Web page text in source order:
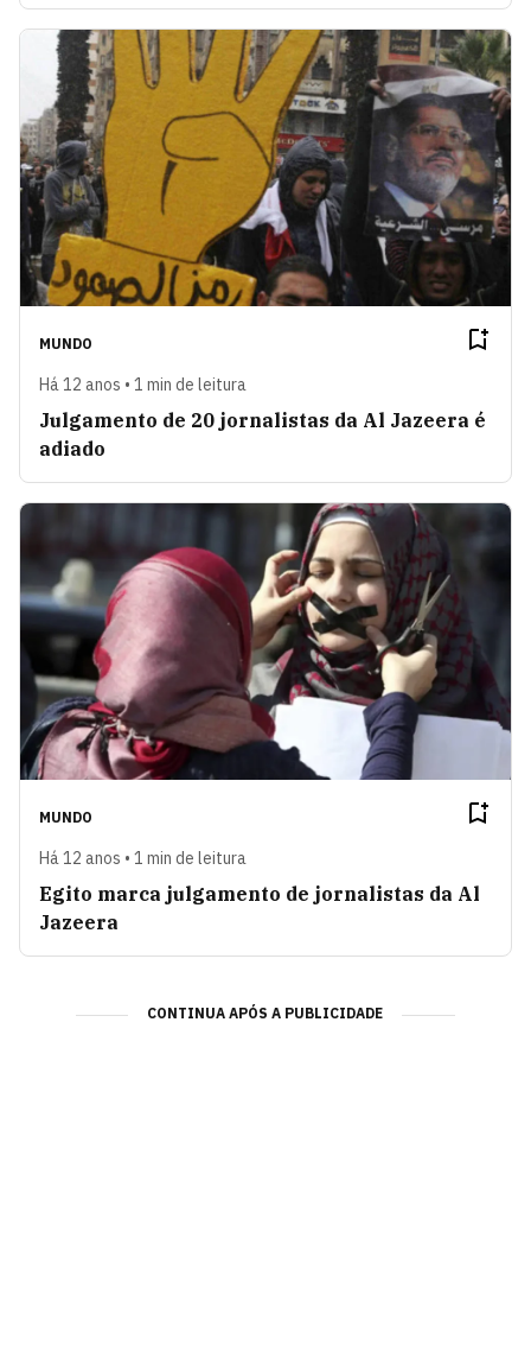
MUNDO
Há 12 anos • 1 min de leitura
Julgamento de 20 jornalistas da Al Jazeera é
adiado
MUNDO
Há 12 anos • 1 min de leitura
Egito marca julgamento de jornalistas da Al
Jazeera
CONTINUA APÓS A PUBLICIDADE